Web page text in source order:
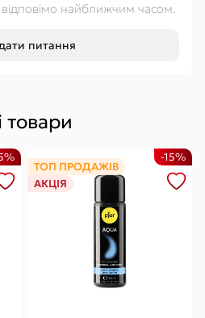
найближчим часом.
питання
товари
ТОП ПРОДАЖІВ
АКЦІЯ
-15%